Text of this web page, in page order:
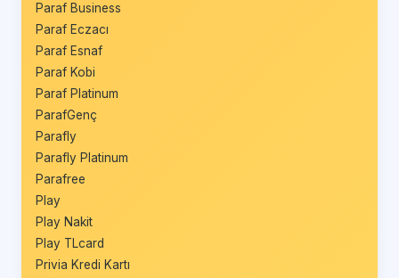
Paraf Business
Paraf Eczacı
Paraf Esnaf
Paraf Kobi
Paraf Platinum
ParafGenç
Parafly
Parafly Platinum
Parafree
Play
Play Nakit
Play TLcard
Privia Kredi Kartı